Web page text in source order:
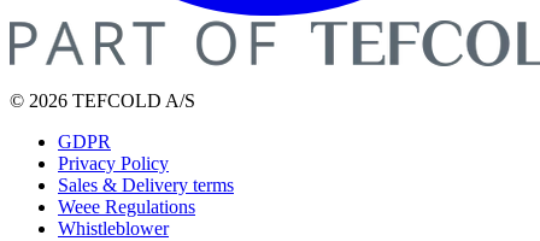
© 2026 TEFCOLD A/S
GDPR
Privacy Policy
Sales & Delivery terms
Weee Regulations
Whistleblower